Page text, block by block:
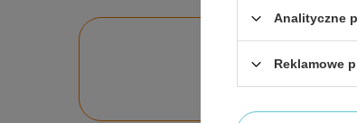
Analityczne
Reklamowe